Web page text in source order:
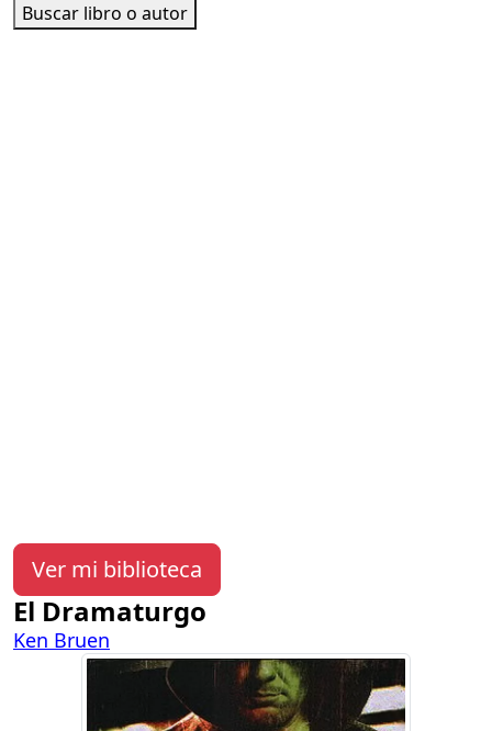
Buscar libro o autor
Ver mi biblioteca
El Dramaturgo
Ken Bruen